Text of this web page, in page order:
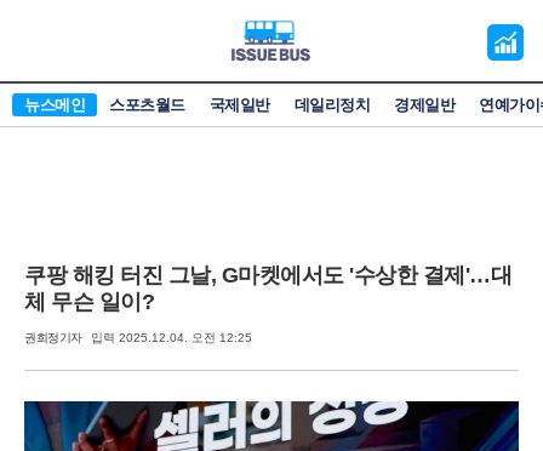
오
늘
의
증
뉴스메인 스포츠월드 국제일반 데일리정치 경제일반 연예가이
쿠팡 해킹 터진 그날, G마켓에서도 '수상한 결제'…대
체 무슨 일이?
권희정기자 입력 2025.12.04. 오전 12:25